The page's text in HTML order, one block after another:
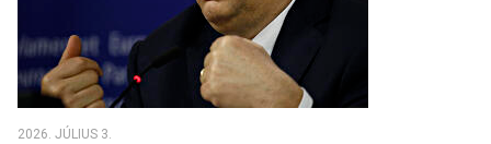
2026. JÚLIUS 3.